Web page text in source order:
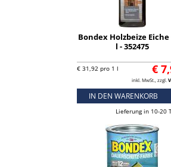
Bondex Holzbeize Eiche
l - 352475
€
€ 31,92 pro 1 l
inkl. MwSt., zzgl.
IN DEN WARENKORB
Lieferung in 10-20